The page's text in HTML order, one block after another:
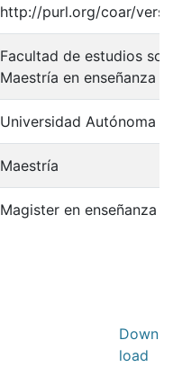
http://purl.org/coar/
Facultad de estudios
Maestría en enseñanza
Universidad Autónoma
Maestría
Magister en enseñanza
Down
load